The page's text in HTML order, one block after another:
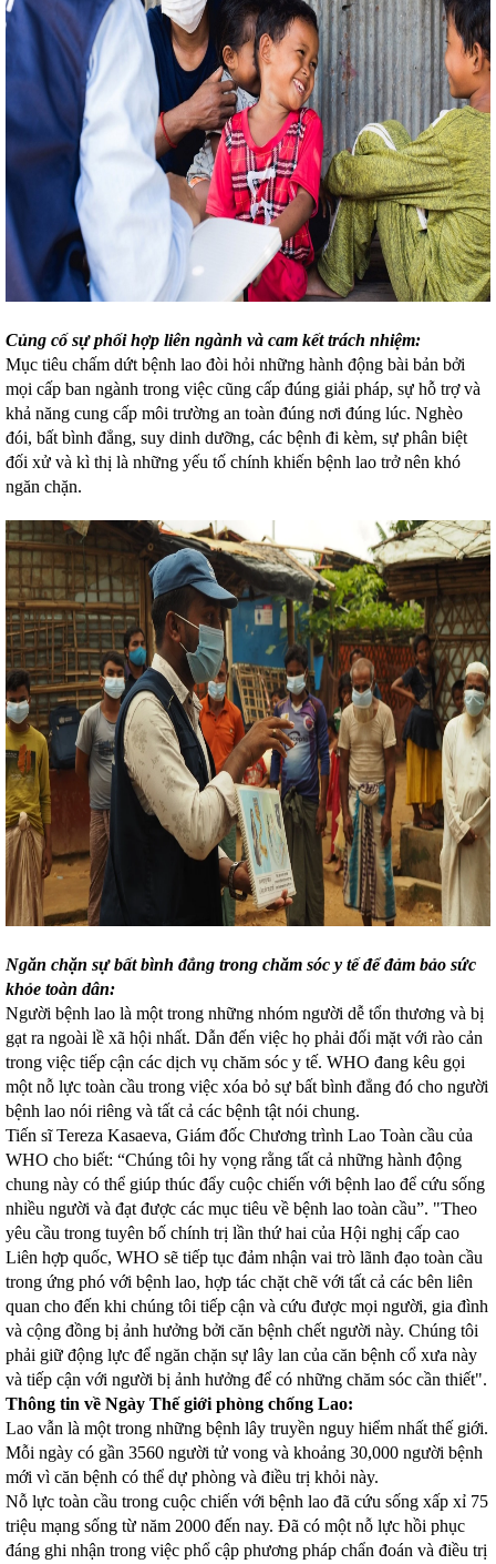
Củng cố sự phối hợp liên ngành và cam kết trách nhiệm:
Mục tiêu chấm dứt bệnh lao đòi hỏi những hành động bài bản bởi
mọi cấp ban ngành trong việc cũng cấp đúng giải pháp, sự hỗ trợ và
khả năng cung cấp môi trường an toàn đúng nơi đúng lúc. Nghèo
đói, bất bình đẳng, suy dinh dưỡng, các bệnh đi kèm, sự phân biệt
đối xử và kì thị là những yếu tố chính khiến bệnh lao trở nên khó
ngăn chặn.
Ngăn chặn sự bất bình đẳng trong chăm sóc y tế để đảm bảo sức
khỏe toàn dân:
Người bệnh lao là một trong những nhóm người dễ tổn thương và bị
gạt ra ngoài lề xã hội nhất. Dẫn đến việc họ phải đối mặt với rào cản
trong việc tiếp cận các dịch vụ chăm sóc y tế. WHO đang kêu gọi
một nỗ lực toàn cầu trong việc xóa bỏ sự bất bình đẳng đó cho người
bệnh lao nói riêng và tất cả các bệnh tật nói chung.
Tiến sĩ Tereza Kasaeva, Giám đốc Chương trình Lao Toàn cầu của
WHO cho biết: “Chúng tôi hy vọng rằng tất cả những hành động
chung này có thể giúp thúc đẩy cuộc chiến với bệnh lao để cứu sống
nhiều người và đạt được các mục tiêu về bệnh lao toàn cầu”. "Theo
yêu cầu trong tuyên bố chính trị lần thứ hai của Hội nghị cấp cao
Liên hợp quốc, WHO sẽ tiếp tục đảm nhận vai trò lãnh đạo toàn cầu
trong ứng phó với bệnh lao, hợp tác chặt chẽ với tất cả các bên liên
quan cho đến khi chúng tôi tiếp cận và cứu được mọi người, gia đình
và cộng đồng bị ảnh hưởng bởi căn bệnh chết người này. Chúng tôi
phải giữ động lực để ngăn chặn sự lây lan của căn bệnh cổ xưa này
và tiếp cận với người bị ảnh hưởng để có những chăm sóc cần thiết".
Thông tin về Ngày Thế giới phòng chống Lao:
Lao vẫn là một trong những bệnh lây truyền nguy hiểm nhất thế giới.
Mỗi ngày có gần 3560 người tử vong và khoảng 30,000 người bệnh
mới vì căn bệnh có thể dự phòng và điều trị khỏi này.
Nỗ lực toàn cầu trong cuộc chiến với bệnh lao đã cứu sống xấp xỉ 75
triệu mạng sống từ năm 2000 đến nay. Đã có một nỗ lực hồi phục
đáng ghi nhận trong việc phổ cập phương pháp chẩn đoán và điều trị